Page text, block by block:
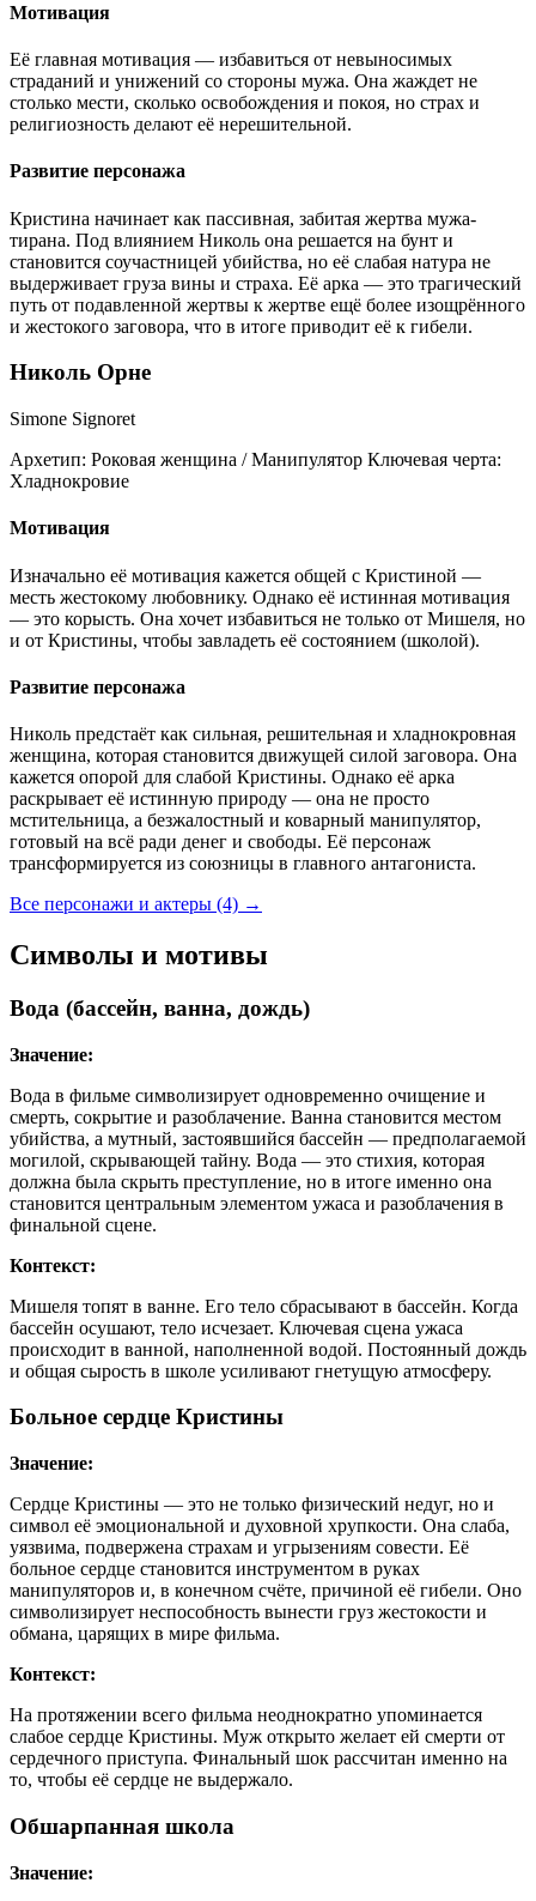
Мотивация
Её главная мотивация — избавиться от невыносимых
страданий и унижений со стороны мужа. Она жаждет не
столько мести, сколько освобождения и покоя, но страх и
религиозность делают её нерешительной.
Развитие персонажа
Кристина начинает как пассивная, забитая жертва мужа-
тирана. Под влиянием Николь она решается на бунт и
становится соучастницей убийства, но её слабая натура не
выдерживает груза вины и страха. Её арка — это трагический
путь от подавленной жертвы к жертве ещё более изощрённого
и жестокого заговора, что в итоге приводит её к гибели.
Николь Орне
Simone Signoret
Архетип: Роковая женщина / Манипулятор Ключевая черта:
Хладнокровие
Мотивация
Изначально её мотивация кажется общей с Кристиной —
месть жестокому любовнику. Однако её истинная мотивация
— это корысть. Она хочет избавиться не только от Мишеля, но
и от Кристины, чтобы завладеть её состоянием (школой).
Развитие персонажа
Николь предстаёт как сильная, решительная и хладнокровная
женщина, которая становится движущей силой заговора. Она
кажется опорой для слабой Кристины. Однако её арка
раскрывает её истинную природу — она не просто
мстительница, а безжалостный и коварный манипулятор,
готовый на всё ради денег и свободы. Её персонаж
трансформируется из союзницы в главного антагониста.
Все персонажи и актеры (4) →
Символы и мотивы
Вода (бассейн, ванна, дождь)
Значение:
Вода в фильме символизирует одновременно очищение и
смерть, сокрытие и разоблачение. Ванна становится местом
убийства, а мутный, застоявшийся бассейн — предполагаемой
могилой, скрывающей тайну. Вода — это стихия, которая
должна была скрыть преступление, но в итоге именно она
становится центральным элементом ужаса и разоблачения в
финальной сцене.
Контекст:
Мишеля топят в ванне. Его тело сбрасывают в бассейн. Когда
бассейн осушают, тело исчезает. Ключевая сцена ужаса
происходит в ванной, наполненной водой. Постоянный дождь
и общая сырость в школе усиливают гнетущую атмосферу.
Больное сердце Кристины
Значение:
Сердце Кристины — это не только физический недуг, но и
символ её эмоциональной и духовной хрупкости. Она слаба,
уязвима, подвержена страхам и угрызениям совести. Её
больное сердце становится инструментом в руках
манипуляторов и, в конечном счёте, причиной её гибели. Оно
символизирует неспособность вынести груз жестокости и
обмана, царящих в мире фильма.
Контекст:
На протяжении всего фильма неоднократно упоминается
слабое сердце Кристины. Муж открыто желает ей смерти от
сердечного приступа. Финальный шок рассчитан именно на
то, чтобы её сердце не выдержало.
Обшарпанная школа
Значение: